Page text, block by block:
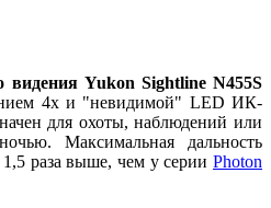
видения Yukon Sightline N455S
4x и "невидимой" LED ИК-
для охоты, наблюдений или
Максимальная дальность
раза выше, чем у серии Photon